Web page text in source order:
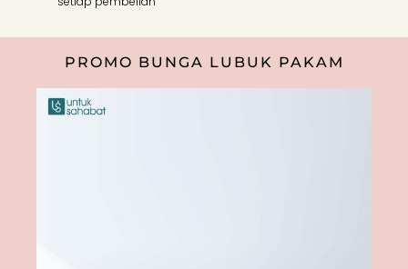
PROMO BUNGA LUBUK PAKAM